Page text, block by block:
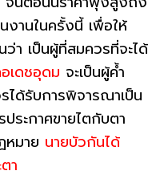
งานในครั้งนี้ เพื่อให้
า เป็นผู้ที่สมควรที่จะได้
เดชอุดม จะเป็นผู้ค้ำ
ได้รับการพิจารณาเป็น
ระกาศขายไตกับตา
มาย นายบัวกันได้
า